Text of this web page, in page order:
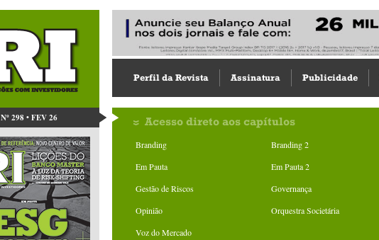
Nº 298 • FEV 26
Perfil da Revista Assinatura Publicidade
Acesso direto aos capítulos
Branding Branding 2
Em Pauta
Em Pauta 2
Gestão de Riscos
Governança
Opinião
Orquestra Societária
Voz do Mercado